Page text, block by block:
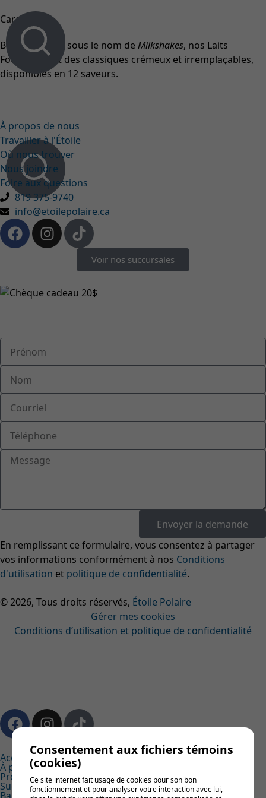
Caramel
Bien reconnus sous le nom de Milkshakes, nos Laits
Fouettés sont des classiques crémeux et irremplaçables,
disponibles en 12 saveurs.
À propos de nous
Travailler à l'Étoile
Où nous trouver
Nous joindre
Foire aux questions
819 375-9740
info@etoilepolaire.ca
Voir nos succursales
Envoyer la demande
En remplissant ce formulaire, vous consentez à partager
vos informations conformément à nos Conditions
d'utilisation et politique de confidentialité.
© 2026, Tous droits réservés, Étoile Polaire
Gérer mes cookies
Conditions d’utilisation et politique de confidentialité
Consentement aux fichiers témoins
(cookies)
Ce site internet fait usage de cookies pour son bon
fonctionnement et pour analyser votre interaction avec lui,
Accueil
À propos de nous
Produits glacés
Succursales